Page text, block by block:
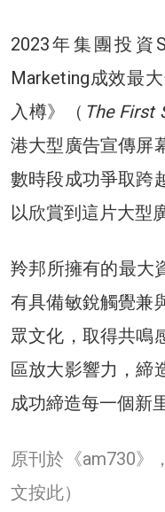
2023年集團投資
Marketing成效最
入樽》（ The First
港大型廣告宣傳屏
數時段成功爭取跨
以欣賞到這片大型
羚邦所擁有的最大
有具備敏銳觸覺兼
眾文化，取得共鳴
區放大影響力，締
成功締造每一個新
原刊於《am730》
文按此）